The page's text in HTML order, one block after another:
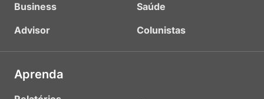
Business
Advisor
Saúde
Colunistas
Aprenda